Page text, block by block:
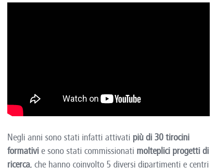
Negli anni sono stati infatti attivati più di 30 tirocini
formativi e sono stati commissionati molteplici progetti di
ricerca, che hanno coinvolto 5 diversi dipartimenti e centri